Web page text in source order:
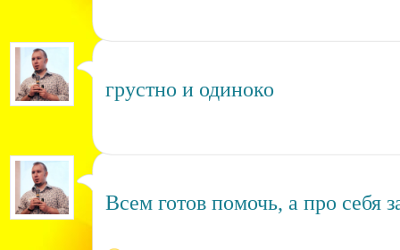
грустно и одиноко
Всем готов помочь, а про себя